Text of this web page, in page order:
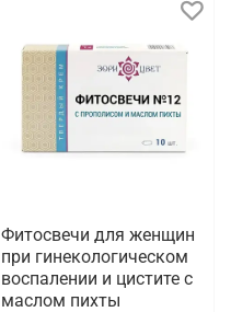
Фитосвечи для женщин
при гинекологическом
воспалении и цистите с
маслом пихты